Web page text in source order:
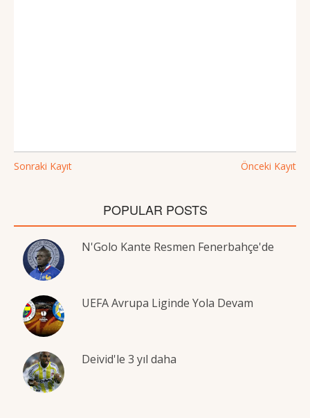
Sonraki Kayıt Önceki Kayıt
POPULAR POSTS
N'Golo Kante Resmen Fenerbahçe'de
UEFA Avrupa Liginde Yola Devam
Deivid'le 3 yıl daha